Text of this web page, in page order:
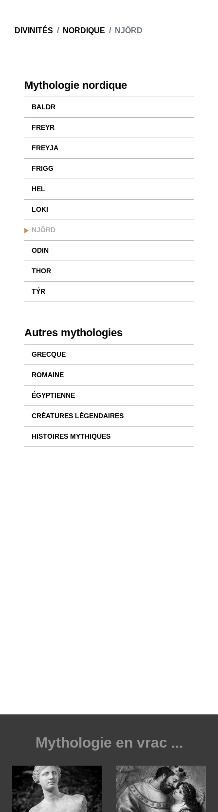
DIVINITÉS NORDIQUE NJÖRD
Mythologie nordique
BALDR
FREYR
FREYJA
FRIGG
HEL
LOKI
NJÖRD
ODIN
THOR
TÝR
Autres mythologies
GRECQUE
ROMAINE
ÉGYPTIENNE
CRÉATURES LÉGENDAIRES
HISTOIRES MYTHIQUES
Mythologie en vrac ...